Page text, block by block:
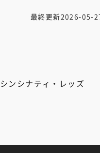
最終更新2026-05-
シンシナティ・レッズ